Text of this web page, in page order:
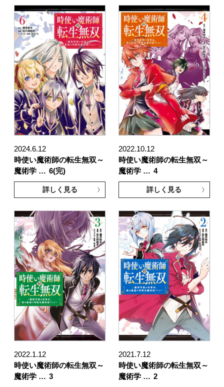
2024.6.12
時使い魔術師の転生無双～
魔術学 … 6(完)
詳しく見る
2022.10.12
時使い魔術師の転生無双～
魔術学 … 4
詳しく見る
2022.1.12
時使い魔術師の転生無双～
魔術学 … 3
2021.7.12
時使い魔術師の転生無双～
魔術学 … 2